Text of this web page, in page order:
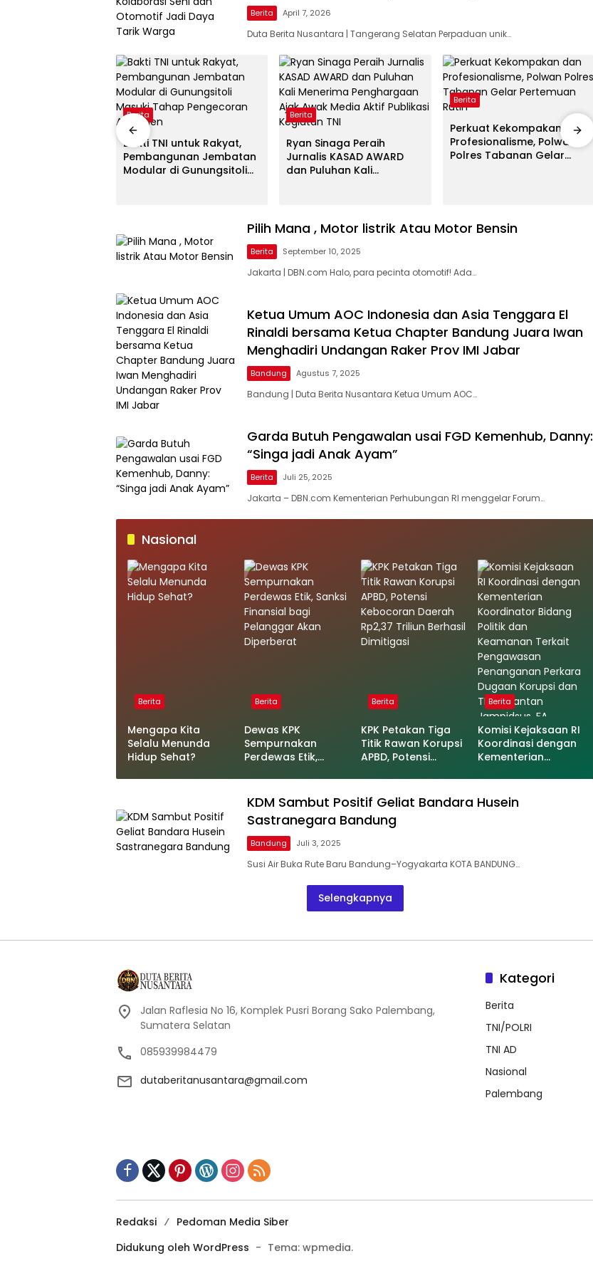
Berita April 7, 2026
Duta Berita Nusantara | Tangerang Selatan Perpaduan unik…
Berita
Bakti TNI untuk Rakyat,
Pembangunan Jembatan
Modular di Gunungsitoli
Berita
Ryan Sinaga Peraih
Jurnalis KASAD AWARD
dan Puluhan Kali
Berita
Perkuat Kekompakan dan
Profesionalisme, Polwan
Polres Tabanan Gelar
Pilih Mana , Motor listrik Atau Motor Bensin
Berita September 10, 2025
Jakarta | DBN.com Halo, para pecinta otomotif! Ada…
Ketua Umum AOC Indonesia dan Asia Tenggara El
Rinaldi bersama Ketua Chapter Bandung Juara Iwan
Menghadiri Undangan Raker Prov IMI Jabar
Bandung Agustus 7, 2025
Bandung | Duta Berita Nusantara Ketua Umum AOC…
Garda Butuh Pengawalan usai FGD Kemenhub, Danny:
“Singa jadi Anak Ayam”
Berita Juli 25, 2025
Jakarta – DBN.com Kementerian Perhubungan RI menggelar Forum…
Nasional
Berita
Mengapa Kita
Selalu Menunda
Hidup Sehat?
Berita
Dewas KPK
Sempurnakan
Perdewas Etik,
Akan Diperberat
Berita
KPK Petakan Tiga
Titik Rawan Korupsi
APBD, Potensi
Berhasil Dimitigasi
Berita
Komisi Kejaksaan RI
Koordinasi dengan
Kementerian
Keamanan Terkait
Pengawasan
Mantan Jampidsus,
KDM Sambut Positif Geliat Bandara Husein
Sastranegara Bandung
Bandung Juli 3, 2025
Susi Air Buka Rute Baru Bandung–Yogyakarta KOTA BANDUNG…
Selengkapnya
Jalan Raflesia No 16, Komplek Pusri Borang Sako Palembang,
Sumatera Selatan
085939984479
dutaberitanusantara@gmail.com
Kategori
Berita
TNI/POLRI
TNI AD
Nasional
Palembang
Redaksi
Pedoman Media Siber
Didukung oleh WordPress - Tema: wpmedia.